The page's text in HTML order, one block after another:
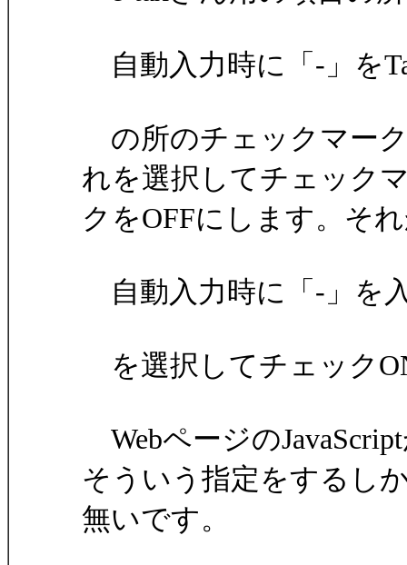
自動入力時に「-」を
の所のチェックマー
れを選択してチェック
クをOFFにします。そ
自動入力時に「-」を
を選択してチェック
Webページの
そういう指定をするし
無いです。